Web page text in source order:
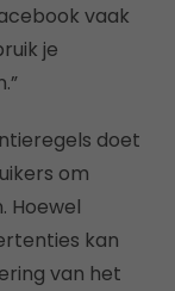
vaak
je
doet
om
Hoewel
kan
van het